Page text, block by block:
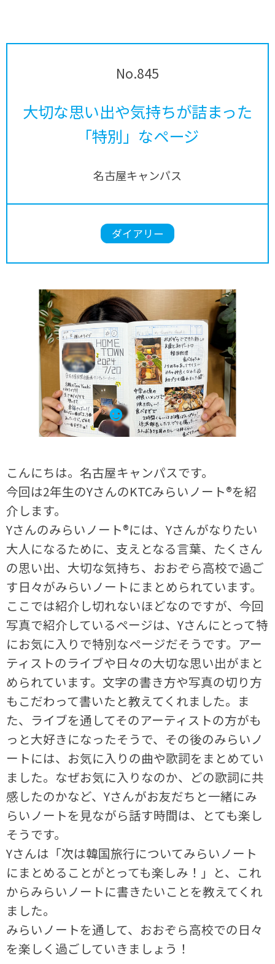
No.845
大切な思い出や気持ちが詰まった
「特別」なページ
名古屋キャンパス
ダイアリー
こんにちは。名古屋キャンパスです。
今回は2年生のYさんのKTCみらいノート®を紹
介します。
Yさんのみらいノート®には、Yさんがなりたい
大人になるために、支えとなる言葉、たくさん
の思い出、大切な気持ち、おおぞら高校で過ご
す日々がみらいノートにまとめられています。
ここでは紹介し切れないほどなのですが、今回
写真で紹介しているページは、Yさんにとって特
にお気に入りで特別なページだそうです。アー
ティストのライブや日々の大切な思い出がまと
められています。文字の書き方や写真の切り方
もこだわって書いたと教えてくれました。ま
た、ライブを通してそのアーティストの方がも
っと大好きになったそうで、その後のみらいノ
ートには、お気に入りの曲や歌詞をまとめてい
ました。なぜお気に入りなのか、どの歌詞に共
感したのかなど、Yさんがお友だちと一緒にみ
らいノートを見ながら話す時間は、とても楽し
そうです。
Yさんは「次は韓国旅行についてみらいノート
にまとめることがとっても楽しみ！」と、これ
からみらいノートに書きたいことを教えてくれ
ました。
みらいノートを通して、おおぞら高校での日々
を楽しく過ごしていきましょう！